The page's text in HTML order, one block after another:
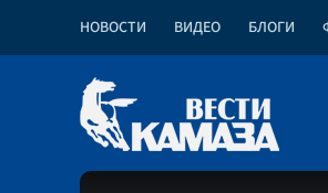
НОВОСТИ ВИДЕО БЛОГИ